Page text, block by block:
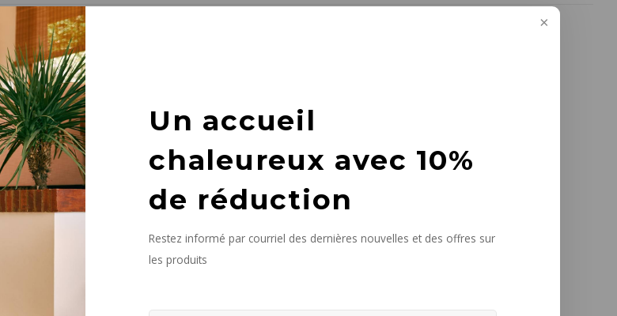
Un accueil
chaleureux avec 10%
de réduction
Restez informé par courriel des dernières nouvelles et des offres sur
les produits